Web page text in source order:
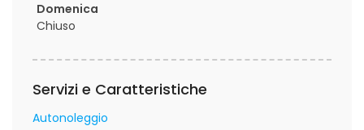
Domenica
Chiuso
Servizi e Caratteristiche
Autonoleggio